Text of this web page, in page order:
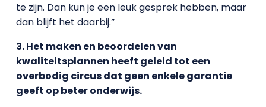
te zijn. Dan kun je een leuk gesprek hebben, maar
dan blijft het daarbij.”
3. Het maken en beoordelen van
kwaliteitsplannen heeft geleid tot een
overbodig circus dat geen enkele garantie
geeft op beter onderwijs.